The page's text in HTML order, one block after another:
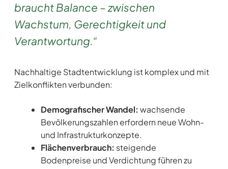
braucht Balance – zwischen
Wachstum, Gerechtigkeit und
Verantwortung.“
Nachhaltige Stadtentwicklung ist komplex und mit
Zielkonflikten verbunden:
Demografischer Wandel: wachsende
Bevölkerungszahlen erfordern neue Wohn-
und Infrastrukturkonzepte.
Flächenverbrauch: steigende
Bodenpreise und Verdichtung führen zu